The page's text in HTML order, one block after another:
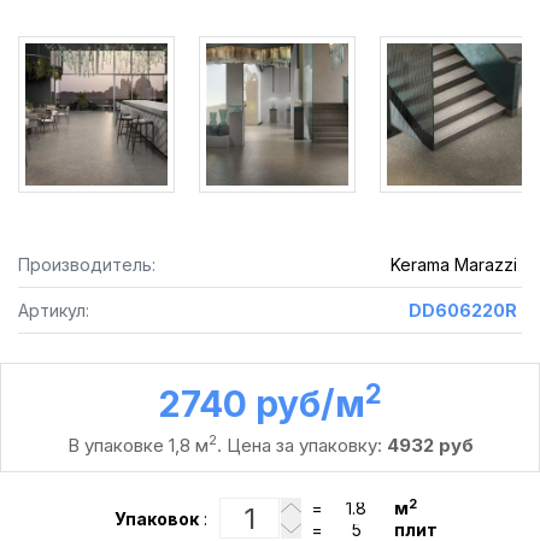
Производитель: Kerama Marazzi
Артикул: DD606220R
2740 руб /м2
В упаковке 1,8 м2. Цена за упаковку: 4932 руб
Упаковок :
= м2
= плит